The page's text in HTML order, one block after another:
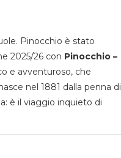
Pinocchio è stato
2025/26 con Pinocchio –
e avventuroso, che
nel 1881 dalla penna di
è il viaggio inquieto di